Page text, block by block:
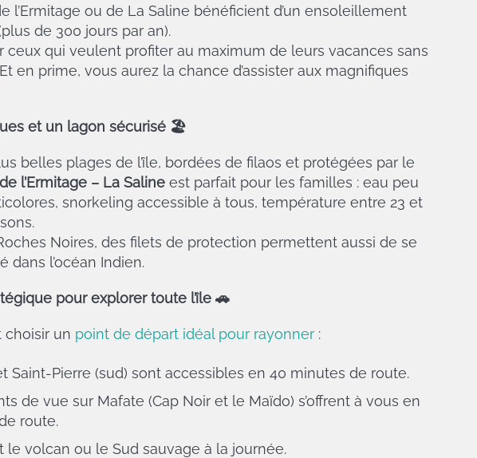
l’Ermitage ou de La Saline bénéficient d’un ensoleillement
de 300 jours par an).
qui veulent profiter au maximum de leurs vacances sans
en prime, vous aurez la chance d’assister aux magnifiques
et un lagon sécurisé 🏖️
belles plages de l’île, bordées de filaos et protégées par le
l’Ermitage – La Saline est parfait pour les familles : eau peu
snorkeling accessible à tous, température entre 23 et
Noires, des filets de protection permettent aussi de se
dans l’océan Indien.
pour explorer toute l’île 🚗
choisir un point de départ idéal pour rayonner :
Saint-Pierre (sud) sont accessibles en 40 minutes de route.
de vue sur Mafate (Cap Noir et le Maïdo) s’offrent à vous en
route.
le volcan ou le Sud sauvage à la journée.